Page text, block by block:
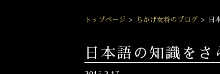
トップページ > ちかげ女将のブログ > 日
日本語の知識を